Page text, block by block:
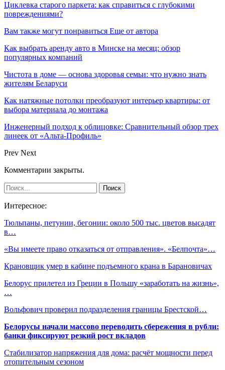
Циклевка старого паркета: как справиться с глубокими
повреждениями?
Вам также могут понравиться Еще от автора
Как выбрать аренду авто в Минске на месяц: обзор
популярных компаний
Чистота в доме — основа здоровья семьи: что нужно знать
жителям Беларуси
Как натяжные потолки преобразуют интерьер квартиры: от
выбора материала до монтажа
Инженерный подход к облицовке: Сравнительный обзор трех
линеек от «Альта-Профиль»
Prev Next
Комментарии закрыты.
Интересное:
Тюльпаны, петунии, бегонии: около 500 тыс. цветов высадят
в…
«Вы имеете право отказаться от отправления». «Белпочта»…
Крановщик умер в кабине подъемного крана в Барановичах
Белорус прилетел из Греции в Польшу «заработать на жизнь»,
…
Вольфович проверил подразделения границы Брестской…
Белорусы начали массово переводить сбережения в рубли:
банки фиксируют резкий рост вкладов
Стабилизатор напряжения для дома: расчёт мощности перед
отопительным сезоном